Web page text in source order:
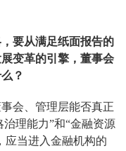
要从满足纸面报告的
变革的引擎，董事会
？
会、管理层能否真正
治理能力”和“金融资源
应当进入金融机构的